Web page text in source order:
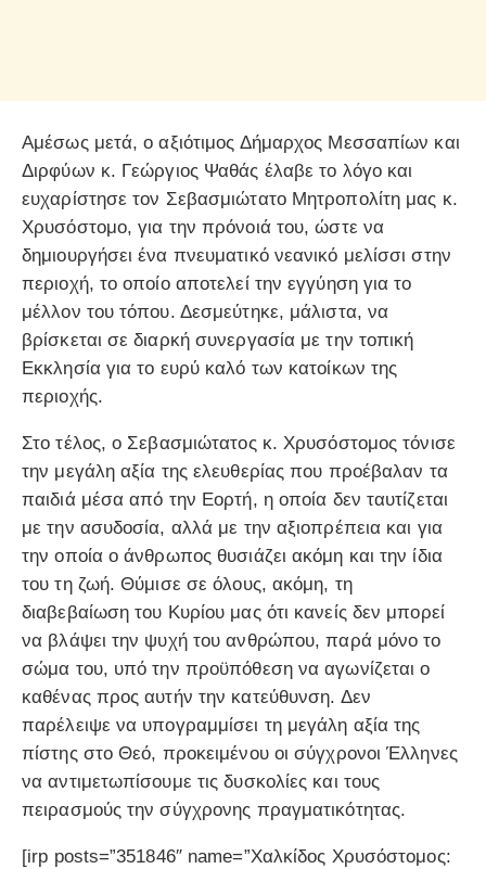
Αμέσως μετά, ο αξιότιμος Δήμαρχος Μεσσαπίων και
Διρφύων κ. Γεώργιος Ψαθάς έλαβε το λόγο και
ευχαρίστησε τον Σεβασμιώτατο Μητροπολίτη μας κ.
Χρυσόστομο, για την πρόνοιά του, ώστε να
δημιουργήσει ένα πνευματικό νεανικό μελίσσι στην
περιοχή, το οποίο αποτελεί την εγγύηση για το
μέλλον του τόπου. Δεσμεύτηκε, μάλιστα, να
βρίσκεται σε διαρκή συνεργασία με την τοπική
Εκκλησία για το ευρύ καλό των κατοίκων της
περιοχής.
Στο τέλος, ο Σεβασμιώτατος κ. Χρυσόστομος τόνισε
την μεγάλη αξία της ελευθερίας που προέβαλαν τα
παιδιά μέσα από την Εορτή, η οποία δεν ταυτίζεται
με την ασυδοσία, αλλά με την αξιοπρέπεια και για
την οποία ο άνθρωπος θυσιάζει ακόμη και την ίδια
του τη ζωή. Θύμισε σε όλους, ακόμη, τη
διαβεβαίωση του Κυρίου μας ότι κανείς δεν μπορεί
να βλάψει την ψυχή του ανθρώπου, παρά μόνο το
σώμα του, υπό την προϋπόθεση να αγωνίζεται ο
καθένας προς αυτήν την κατεύθυνση. Δεν
παρέλειψε να υπογραμμίσει τη μεγάλη αξία της
πίστης στο Θεό, προκειμένου οι σύγχρονοι Έλληνες
να αντιμετωπίσουμε τις δυσκολίες και τους
πειρασμούς την σύγχρονης πραγματικότητας.
[irp posts=”351846″ name=”Χαλκίδος Χρυσόστομος: